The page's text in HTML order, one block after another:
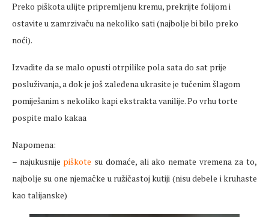
Preko piškota ulijte pripremljenu kremu, prekrijte folijom i
ostavite u zamrzivaču na nekoliko sati (najbolje bi bilo preko
noći).
Izvadite da se malo opusti otrpilike pola sata do sat prije
posluživanja, a dok je još zaleđena ukrasite je tučenim šlagom
pomiješanim s nekoliko kapi ekstrakta vanilije. Po vrhu torte
pospite malo kakaa
Napomena:
– najukusnije piškote su domaće, ali ako nemate vremena za to,
najbolje su one njemačke u ružičastoj kutiji (nisu debele i kruhaste
kao talijanske)